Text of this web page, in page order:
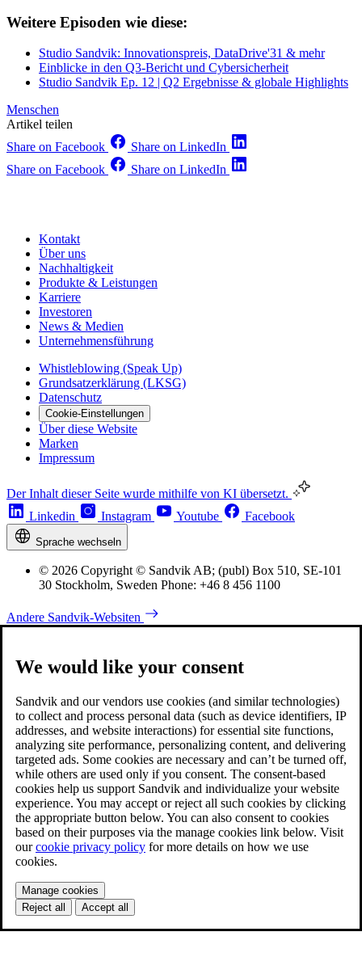
Weitere Episoden wie diese:
Studio Sandvik: Innovationspreis, DataDrive'31 & mehr
Einblicke in den Q3-Bericht und Cybersicherheit
Studio Sandvik Ep. 12 | Q2 Ergebnisse & globale Highlights
Menschen
Artikel teilen
Share on Facebook
Share on LinkedIn
Share on Facebook
Share on LinkedIn
Kontakt
Über uns
Nachhaltigkeit
Produkte & Leistungen
Karriere
Investoren
News & Medien
Unternehmensführung
Whistleblowing (Speak Up)
Grundsatzerklärung (LKSG)
Datenschutz
Cookie-Einstellungen
Über diese Website
Marken
Impressum
Der Inhalt dieser Seite wurde mithilfe von KI übersetzt.
Linkedin
Instagram Youtube Facebook
Sprache wechseln
© 2026 Copyright © Sandvik AB; (publ) Box 510, SE-101
30 Stockholm, Sweden Phone: +46 8 456 1100
Andere Sandvik-Websiten
We would like your consent
Sandvik and our vendors use cookies (and similar technologies)
to collect and process personal data (such as device identifiers, IP
addresses, and website interactions) for essential site functions,
analyzing site performance, personalizing content, and delivering
targeted ads. Some cookies are necessary and can’t be turned off,
while others are used only if you consent. The consent-based
cookies help us support Sandvik and individualize your website
experience. You may accept or reject all such cookies by clicking
the appropriate button below. You can also consent to cookies
based on their purposes via the manage cookies link below. Visit
ourcookie privacy policy for more details on how we use
cookies.
Manage cookies
Reject all
Accept all